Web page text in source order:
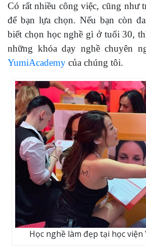
Có rất nhiều công việc, cũng như
để bạn lựa chọn. Nếu bạn còn
biết chọn học nghề gì ở tuổi 30,
những khóa dạy nghề chuyên
YumiAcademy của chúng tôi.
Học nghề làm đẹp tại học viện